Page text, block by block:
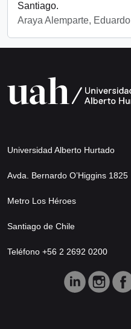
Santiago.
Araya Alemparte, Eduardo
Universidad Alberto Hurtado
Avda. Bernardo O’Higgins 1825
Metro Los Héroes
Santiago de Chile
Teléfono +56 2 2692 0200